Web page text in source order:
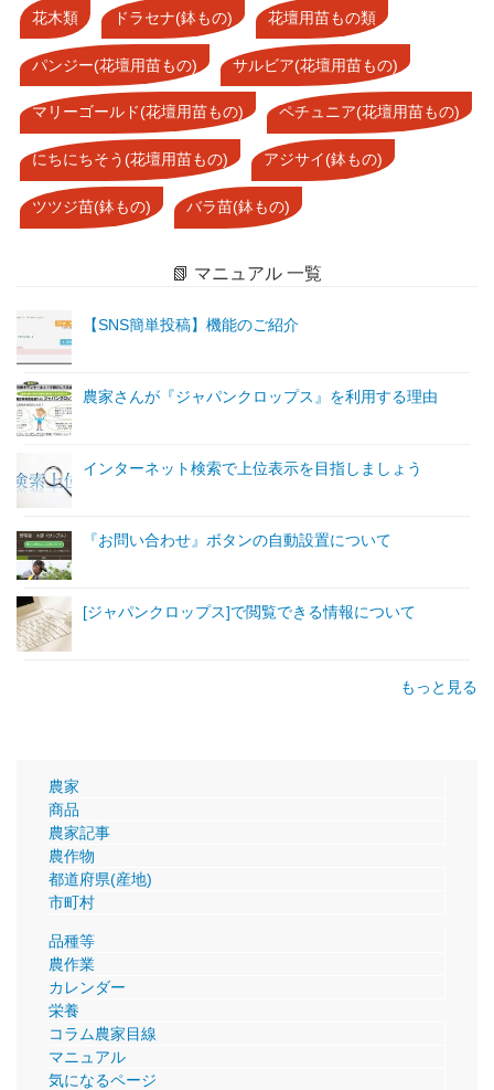
花木類 ドラセナ(鉢もの) 花壇用苗もの類
パンジー(花壇用苗もの) サルビア(花壇用苗もの)
マリーゴールド(花壇用苗もの) ペチュニア(花壇用苗もの)
にちにちそう(花壇用苗もの) アジサイ(鉢もの)
ツツジ苗(鉢もの) バラ苗(鉢もの)
📗 マニュアル 一覧
【SNS簡単投稿】機能のご紹介
農家さんが『ジャパンクロップス』を利用する理由
インターネット検索で上位表示を目指しましょう
『お問い合わせ』ボタンの自動設置について
[ジャパンクロップス]で閲覧できる情報について
もっと見る
農家
商品
農家記事
農作物
都道府県(産地)
市町村
品種等
農作業
カレンダー
栄養
コラム農家目線
マニュアル
気になるページ